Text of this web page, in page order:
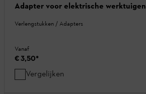
Adapter voor elektrische werktuigen
Verlengstukken / Adapters
Vanaf
€ 3,50*
Vergelijken